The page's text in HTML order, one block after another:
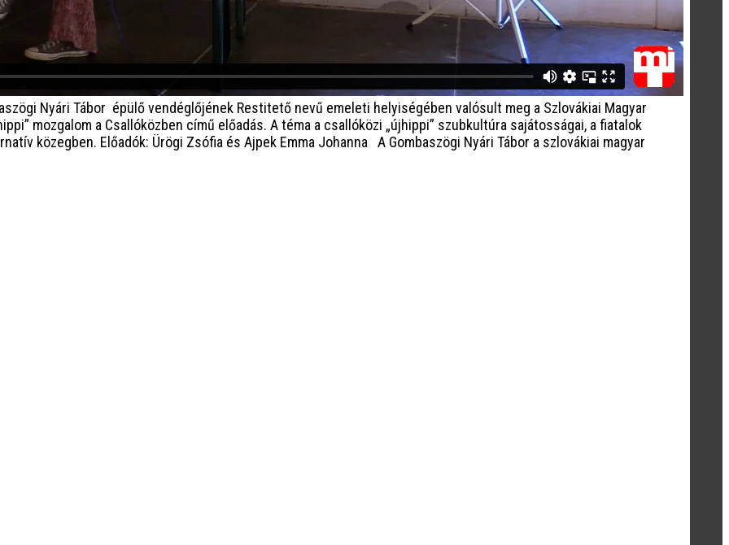
Nyári Tábor épülő vendéglőjének Restitető nevű emeleti helyiségében valósult meg a Szlovákiai Magyar
mozgalom a Csallóközben című előadás. A téma a csallóközi „újhippi” szubkultúra sajátosságai, a fiatalok
közegben. Előadók: Ürögi Zsófia és Ajpek Emma Johanna A Gombaszögi Nyári Tábor a szlovákiai magyar